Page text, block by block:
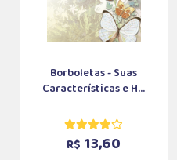
Borboletas - Suas
Características e H...
R$ 13,60